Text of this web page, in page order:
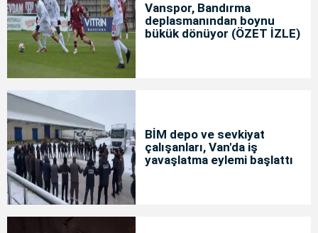
Vanspor, Bandırma
deplasmanından boynu
bükük dönüyor (ÖZET İZLE)
BİM depo ve sevkiyat
çalışanları, Van'da iş
yavaşlatma eylemi başlattı